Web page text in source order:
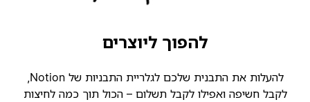
להפוך ליוצרים
להעלות את התבנית שלכם לגלריית התבניות של Notion,
לקבל חשיפה ואפילו לקבל תשלום – הכול תוך כמה לחיצות